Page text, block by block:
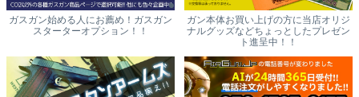
ガスガン始める人にお薦め！ガスガン
スターターオプション！！
ガン本体お買い上げの方に当店オリジ
ナルグッズなどちょっとしたプレゼン
ト進呈中！！